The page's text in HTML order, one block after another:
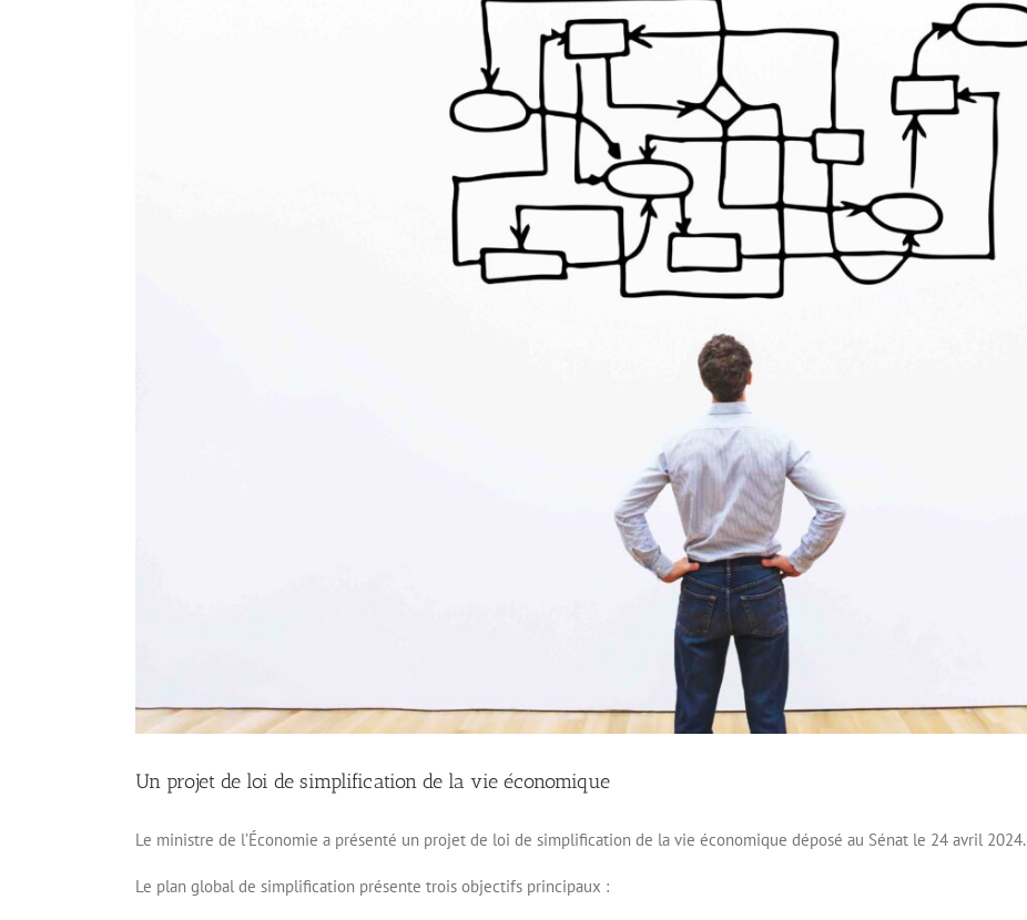
Un projet de loi de simplification de la vie économique
Le ministre de l’Économie a présenté un projet de loi de simplification de la vie économique déposé au Sénat le 24 avril 2024.
Le plan global de simplification présente trois objectifs principaux :